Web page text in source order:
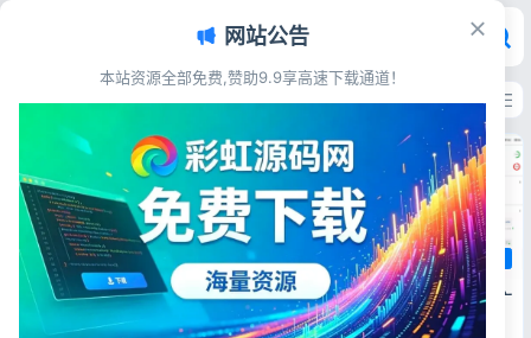
彩虹源码网 - 免费源码_游戏源码
最新发布 最多浏览 最多点赞 最多评论
电脑软件
技术教程
宝塔11.4版一键优化脚本，去除广
告/日志/强制绑定，运维更清爽
网站公告
本站资源全部免费,赞助9.9享高速下载通道！